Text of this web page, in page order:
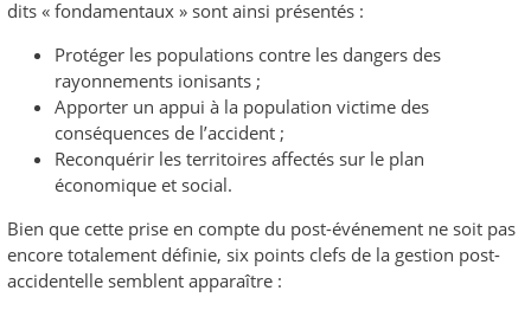
dits « fondamentaux » sont ainsi présentés :
Protéger les populations contre les dangers des
rayonnements ionisants ;
Apporter un appui à la population victime des
conséquences de l’accident ;
Reconquérir les territoires affectés sur le plan
économique et social.
Bien que cette prise en compte du post-événement ne soit pas
encore totalement définie, six points clefs de la gestion post-
accidentelle semblent apparaître :